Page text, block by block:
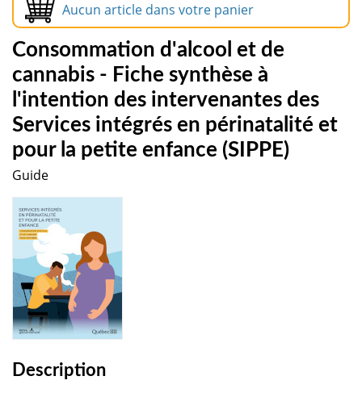
Aucun article dans votre panier
Consommation d'alcool et de
cannabis - Fiche synthèse à
l'intention des intervenantes des
Services intégrés en périnatalité et
pour la petite enfance (SIPPE)
Guide
Description